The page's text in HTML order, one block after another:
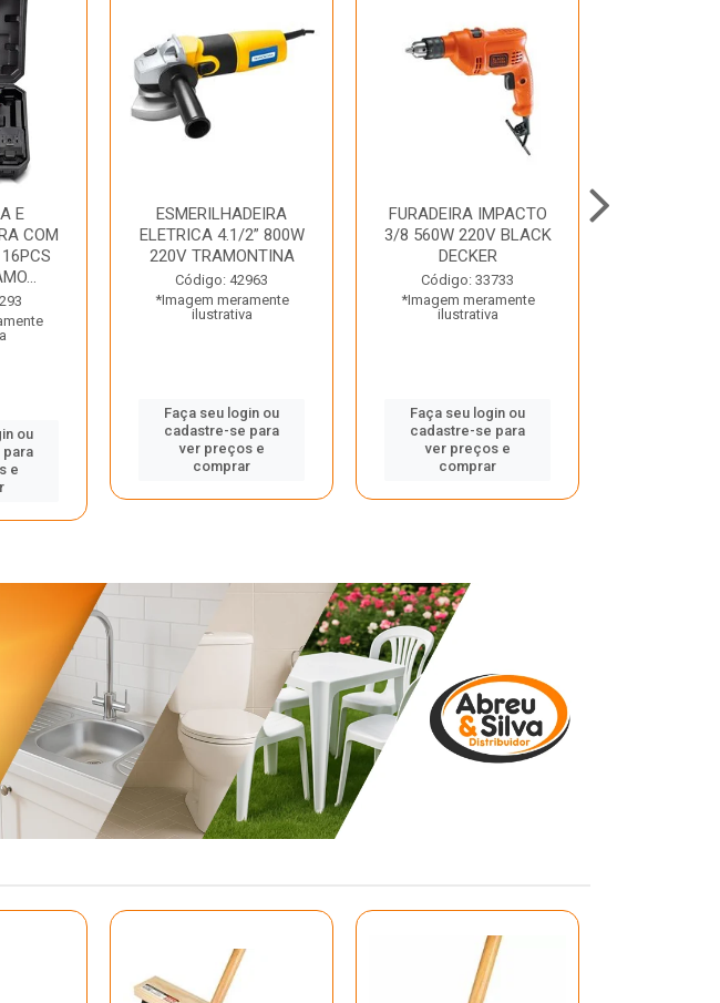
E
COM
ou
e
ESMERILHADEIRA
ELETRICA 4.1/2” 800W
220V TRAMONTINA
Código: 42963
*Imagem meramente
ilustrativa
Faça seu login ou
cadastre-se para
ver preços e
comprar
FURADEIRA IMPACTO
3/8 560W 220V BLACK
DECKER
Código: 33733
*Imagem meramente
ilustrativa
Faça seu login ou
cadastre-se para
ver preços e
comprar